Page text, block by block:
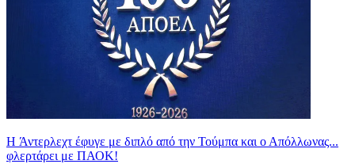
H Άντερλεχτ έφυγε με διπλό από την Τούμπα και ο Απόλλωνας...
φλερτάρει με ΠΑΟΚ!